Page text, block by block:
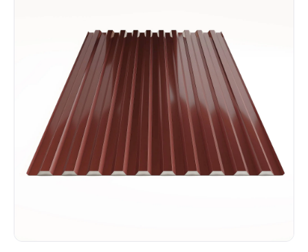
Сваи винтовые
Забор
Кровля
Профили для гипсокартона